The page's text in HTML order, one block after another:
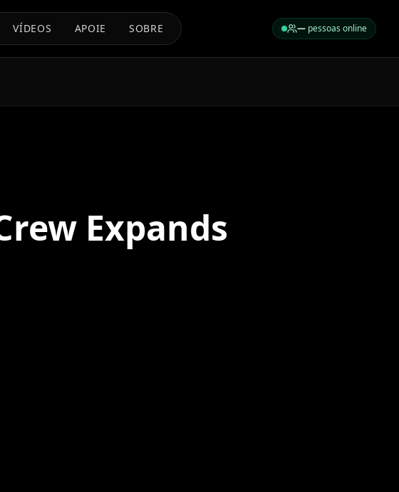
VÍDEOS APOIE SOBRE — pessoas online
Expands